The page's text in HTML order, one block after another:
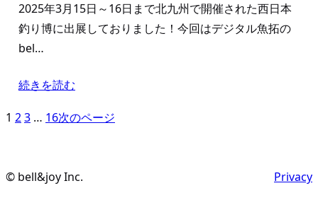
2025年3月15日～16日まで北九州で開催された西日本
釣り博に出展しておりました！今回はデジタル魚拓の
bel…
続きを読む
1 23 … 16次のページ
© bell&joy Inc. Privacy